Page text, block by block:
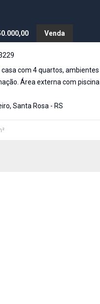
Venda
casa com 4 quartos,
Área externa com
Santa Rosa - RS